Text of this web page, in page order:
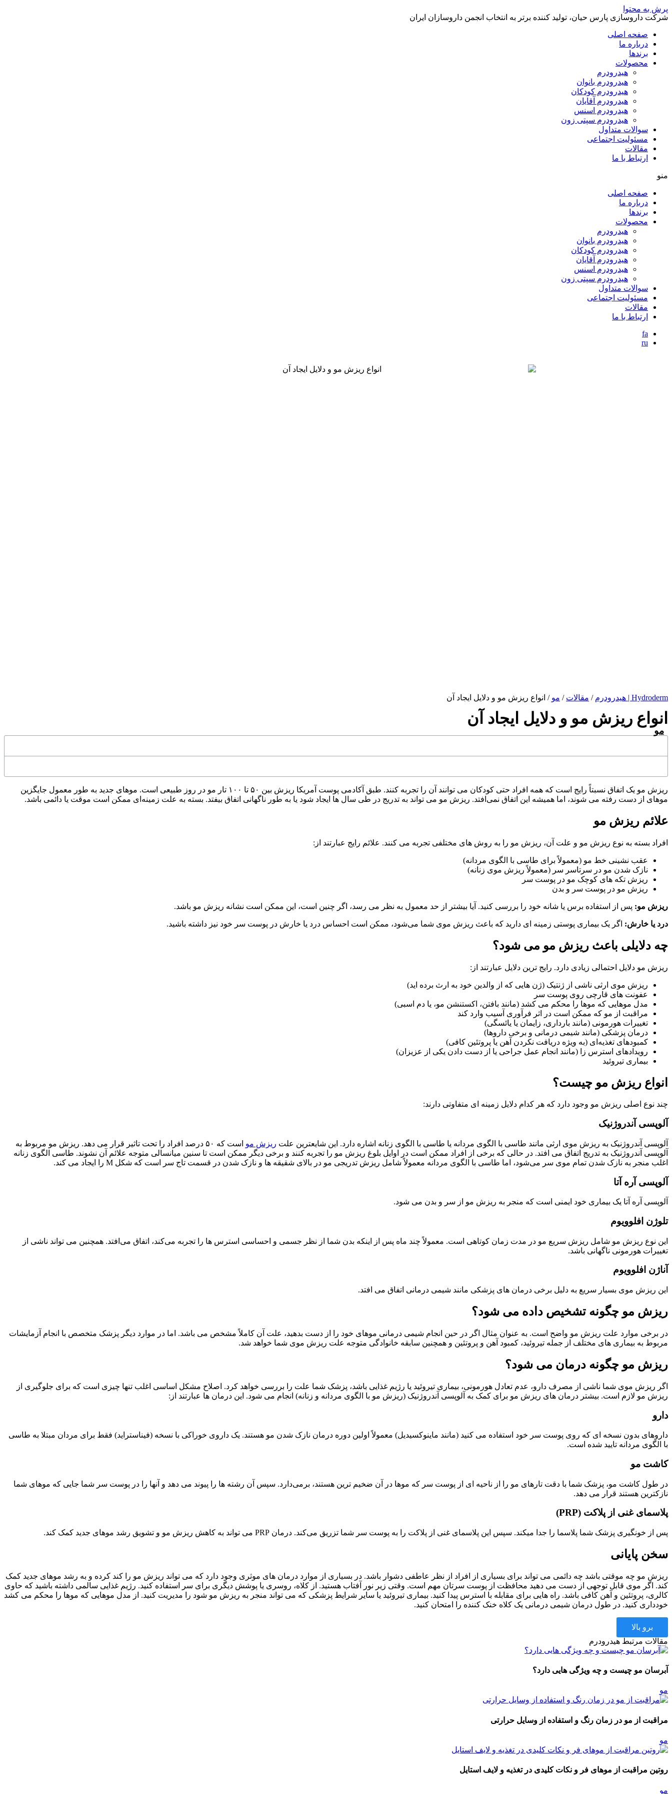
پرش به محتوا
شرکت داروسازی پارس حیان، تولید کننده برتر به انتخاب انجمن داروسازان ایران
صفحه اصلی
درباره ما
برندها
محصولات
هیدرودرم
هیدرودرم بانوان
هیدرودرم کودکان
هیدرودرم آقایان
هیدرودرم اسنس
هیدرودرم سپتی زون
سوالات متداول
مسئولیت اجتماعی
مقالات
ارتباط با ما
منو
صفحه اصلی
درباره ما
برندها
محصولات
هیدرودرم
هیدرودرم بانوان
هیدرودرم کودکان
هیدرودرم آقایان
هیدرودرم اسنس
هیدرودرم سپتی زون
سوالات متداول
مسئولیت اجتماعی
مقالات
ارتباط با ما
fa
ru
Hydroderm | هیدرودرم / مقالات / مو / انواع ریزش مو و دلایل ایجاد آن
انواع ریزش مو و دلایل ایجاد آن
مو
ریزش مو یک اتفاق نسبتاً رایج است که همه افراد حتی کودکان می توانند آن را تجربه کنند. طبق آکادمی پوست آمریکا ریزش بین ۵۰ تا ۱۰۰ تار مو در روز طبیعی است. موهای جدید به طور معمول جایگزین
موهای از دست رفته می شوند، اما همیشه این اتفاق نمی‌افتد. ریزش مو می تواند به تدریج در طی سال ها ایجاد شود یا به طور ناگهانی اتفاق بیفتد. بسته به علت زمینه‌ای ممکن است موقت یا دائمی باشد.
علائم ریزش مو
افراد بسته به نوع ریزش مو و علت آن، ریزش مو را به روش های مختلفی تجربه می کنند. علائم رایج عبارتند از:
عقب نشینی خط مو (معمولاً برای طاسی با الگوی مردانه)
نازک شدن مو در سرتاسر سر (معمولاً ریزش موی زنانه)
ریزش تکه های کوچک مو در پوست سر
ریزش مو در پوست سر و بدن
ریزش مو: پس از استفاده برس یا شانه خود را بررسی کنید. آیا بیشتر از حد معمول به نظر می رسد، اگر چنین است، این ممکن است نشانه ریزش مو باشد.
درد یا خارش: اگر یک بیماری پوستی زمینه ای دارید که باعث ریزش موی شما می‌شود، ممکن است احساس درد یا خارش در پوست سر خود نیز داشته باشید.
چه دلایلی باعث ریزش مو می شود؟
ریزش مو دلایل احتمالی زیادی دارد. رایج ترین دلایل عبارتند از:
ریزش موی ارثی ناشی از ژنتیک (ژن هایی که از والدین خود به ارث برده اید)
عفونت های قارچی روی پوست سر
مدل موهایی که موها را محکم می کشد (مانند بافتن، اکستنشن مو، یا دم اسبی)
مراقبت از مو که ممکن است در اثر فرآوری آسیب وارد کند
تغییرات هورمونی (مانند بارداری، زایمان یا یائسگی)
درمان پزشکی (مانند شیمی درمانی و برخی داروها)
کمبودهای تغذیه‌ای (به ویژه دریافت نکردن آهن یا پروتئین کافی)
رویدادهای استرس زا (مانند انجام عمل جراحی یا از دست دادن یکی از عزیزان)
بیماری تیروئید
انواع ریزش مو چیست؟
چند نوع اصلی ریزش مو وجود دارد که هر کدام دلایل زمینه ای متفاوتی دارند:
آلوپسی آندروژنیک
آلوپسی آندروژنیک به ریزش موی ارثی مانند طاسی با الگوی مردانه یا طاسی با الگوی زنانه اشاره دارد. این شایعترین علت ریزش مو
است که ۵۰ درصد افراد را تحت تاثیر قرار می دهد. ریزش مو مربوط به
آلوپسی آندروژنیک به تدریج اتفاق می افتد. در حالی که برخی از افراد ممکن است در اوایل بلوغ ریزش مو را تجربه کنند و برخی دیگر ممکن است تا سنین میانسالی متوجه علائم آن نشوند. طاسی الگوی زنانه
اغلب منجر به نازک شدن تمام موی سر می‌شود، اما طاسی با الگوی مردانه معمولاً شامل ریزش تدریجی مو در بالای شقیقه ها و نازک شدن در قسمت تاج سر است که شکل M را ایجاد می کند.
آلوپسی آره آتا
آلوپسی آره آتا یک بیماری خود ایمنی است که منجر به ریزش مو از سر و بدن می شود.
تلوژن افلوویوم
این نوع ریزش مو شامل ریزش سریع مو در مدت زمان کوتاهی است. معمولاً چند ماه پس از اینکه بدن شما از نظر جسمی و احساسی استرس ها را تجربه می‌کند، اتفاق می‌افتد. همچنین می تواند ناشی از
تغییرات هورمونی ناگهانی باشد.
آناژن افلوویوم
این ریزش موی بسیار سریع به دلیل برخی درمان های پزشکی مانند شیمی درمانی اتفاق می افتد.
ریزش مو چگونه تشخیص داده می شود؟
در برخی موارد علت ریزش مو واضح است. به عنوان مثال اگر در حین انجام شیمی درمانی موهای خود را از دست بدهید، علت آن کاملاً مشخص می باشد. اما در موارد دیگر پزشک متخصص با انجام آزمایشات
مربوط به بیماری های مختلف از جمله تیروئید، کمبود آهن و پروتئین و همچنین سابقه خانوادگی متوجه علت ریزش موی شما خواهد شد.
ریزش مو چگونه درمان می شود؟
اگر ریزش موی شما ناشی از مصرف دارو، عدم تعادل هورمونی، بیماری تیروئید یا رژیم غذایی باشد، پزشک شما علت را بررسی خواهد کرد. اصلاح مشکل اساسی اغلب تنها چیزی است که برای جلوگیری از
ریزش مو لازم است. بیشتر درمان های ریزش مو برای کمک به آلوپسی آندروژنیک (ریزش مو با الگوی مردانه و زنانه) انجام می شود. این درمان ها عبارتند از:
دارو
داروهای بدون نسخه ای که روی پوست سر خود استفاده می کنید (مانند ماینوکسیدیل) معمولاً اولین دوره درمان نازک شدن مو هستند. یک داروی خوراکی با نسخه (فیناستراید) فقط برای مردان مبتلا به طاسی
با الگوی مردانه تایید شده است.
کاشت مو
در طول کاشت مو، پزشک شما با دقت تارهای مو را از ناحیه ای از پوست سر که موها در آن ضخیم ترین هستند، برمی‌دارد. سپس آن رشته ها را پیوند می دهد و آنها را در پوست سر شما جایی که موهای شما
نازکترین هستند قرار می دهد.
پلاسمای غنی از پلاکت (PRP)
پس از خونگیری پزشک شما پلاسما را جدا میکند. سپس این پلاسمای غنی از پلاکت را به پوست سر شما تزریق می‌کند. درمان PRP می تواند به کاهش ریزش مو و تشویق رشد موهای جدید کمک کند.
سخن پایانی
ریزش مو چه موقتی باشد چه دائمی می تواند برای بسیاری از افراد از نظر عاطفی دشوار باشد. در بسیاری از موارد درمان های موثری وجود دارد که می تواند ریزش مو را کند کرده و به رشد موهای جدید کمک
کند. اگر موی قابل توجهی از دست می دهید محافظت از پوست سرتان مهم است. وقتی زیر نور آفتاب هستید. از کلاه، روسری یا پوشش دیگری برای سر استفاده کنید. رژیم غذایی سالمی داشته باشید که حاوی
کالری، پروتئین و آهن کافی باشد. راه هایی برای مقابله با استرس پیدا کنید. بیماری تیروئید یا سایر شرایط پزشکی که می تواند منجر به ریزش مو شود را مدیریت کنید. از مدل موهایی که موها را محکم می کشد
خودداری کنید. در طول درمان شیمی درمانی یک کلاه خنک کننده را امتحان کنید.
برو بالا
مقالات مرتبط هیدرودرم
آبرسان مو چیست و چه ویژگی هایی دارد؟
مو
مراقبت از مو در زمان رنگ و استفاده از وسایل حرارتی
مو
روتین مراقبت از موهای فر و نکات کلیدی در تغذیه و لایف استایل
مو